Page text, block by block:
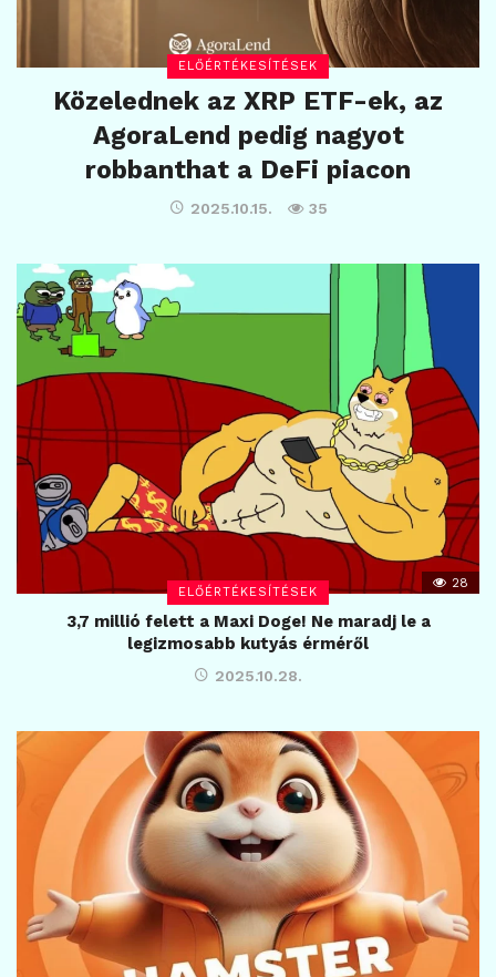
ELŐÉRTÉKESÍTÉSEK
Közelednek az XRP ETF-ek, az
AgoraLend pedig nagyot
robbanthat a DeFi piacon
2025.10.15. 35
ELŐÉRTÉKESÍTÉSEK
28
3,7 millió felett a Maxi Doge! Ne maradj le a
legizmosabb kutyás érméről
2025.10.28.